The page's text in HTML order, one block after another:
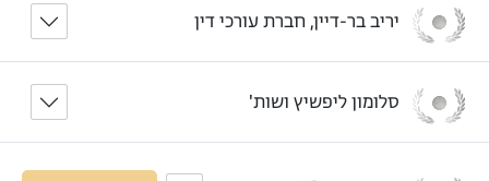
יריב בר-דיין, חברת עורכי דין
סלומון ליפשיץ ושות'